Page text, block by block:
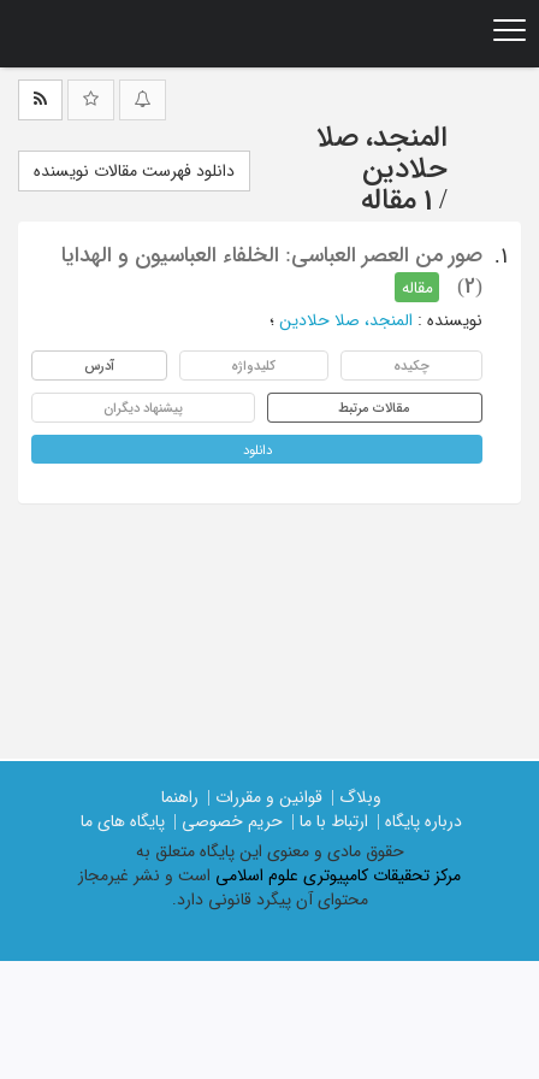
المنجد، صلا
حلادین
/ 1 مقاله
دانلود فهرست مقالات نویسنده
1.
صور من العصر العباسی: الخلفاء العباسیون و الهدایا
(2)
مقاله
نویسنده : المنجد، صلا حلادین ؛
چکیده کلیدواژه آدرس
مقالات مرتبط پیشنهاد دیگران
دانلود
وبلاگ | قوانین و مقررات |
راهنما
درباره پایگاه |
ارتباط با ما | حریم خصوصی |
پایگاه های ما
حقوق مادی و معنوی اين پايگاه متعلق به
مرکز تحقیقات کامپیوتری علوم اسلامی است و نشر غیرمجاز
محتوای آن پیگرد قانونی دارد.